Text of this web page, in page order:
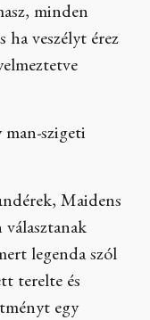
minden
ha veszélyt érez
szigeti
Maidens
választanak
legenda szól
terelte és
egy